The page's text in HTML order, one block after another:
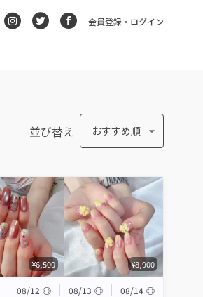
会員登録・ログイン
並び替え おすすめ順
¥6,500 ¥8,900
08/12 ◎ 08/13 ◎ 08/14 ◎